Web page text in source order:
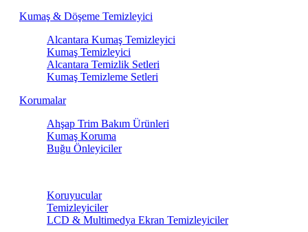
Kumaş & Döşeme Temizleyici
Alcantara Kumaş Temizleyici
Kumaş Temizleyici
Alcantara Temizlik Setleri
Kumaş Temizleme Setleri
Korumalar
Ahşap Trim Bakım Ürünleri
Kumaş Koruma
Buğu Önleyiciler
Koruyucular
Temizleyiciler
LCD & Multimedya Ekran Temizleyiciler